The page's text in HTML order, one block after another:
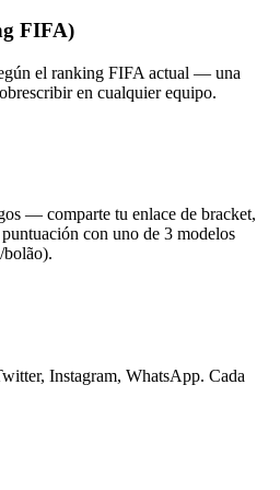
FIFA)
el ranking FIFA actual — una
en cualquier equipo.
— comparte tu enlace de bracket,
con uno de 3 modelos
Instagram, WhatsApp. Cada